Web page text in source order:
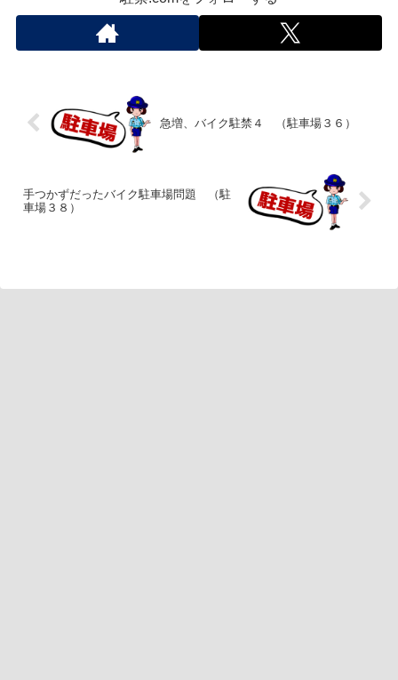
急増、バイク駐禁４ （駐車場３６）
手つかずだったバイク駐車場問題 （駐
車場３８）